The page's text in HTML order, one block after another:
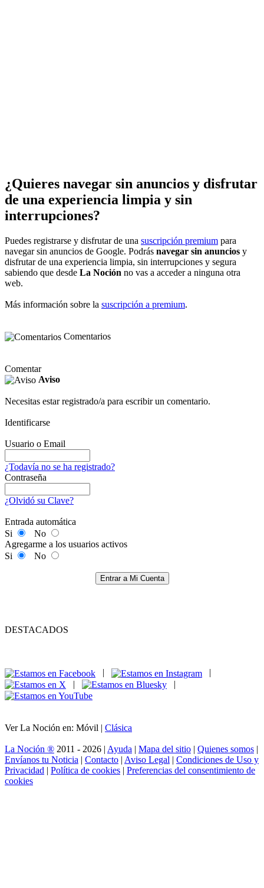
¿Quieres navegar sin anuncios y disfrutar
de una experiencia limpia y sin
interrupciones?
Puedes registrarse y disfrutar de una suscripción premium para
navegar sin anuncios de Google. Podrás navegar sin anuncios y
disfrutar de una experiencia limpia, sin interrupciones y segura
sabiendo que desde La Noción no vas a acceder a ninguna otra
web.
Más información sobre la suscripción a premium.
Comentarios
Comentar
Aviso
Necesitas estar registrado/a para escribir un comentario.
Identificarse
Usuario o Email
¿Todavía no se ha registrado?
Contraseña
¿Olvidó su Clave?
Entrada automática
Si
No
Agregarme a los usuarios activos
Si
No
Entrar a Mi Cuenta
DESTACADOS
|
|
Ver La Noción en: Móvil | Clásica
La Noción ® 2011 - 2026 | Ayuda | Mapa del sitio | Quienes somos |
Envíanos tu Noticia | Contacto | Aviso Legal | Condiciones de Uso y
Privacidad | Política de cookies | Preferencias del consentimiento de
cookies